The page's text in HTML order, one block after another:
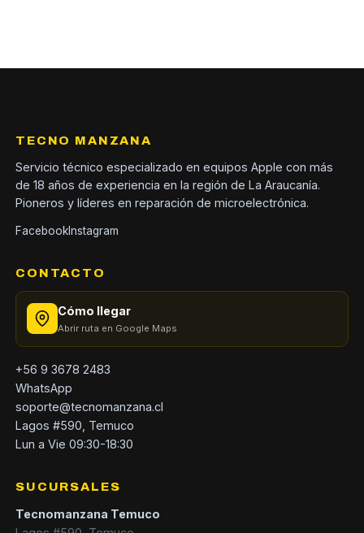
TECNO MANZANA
Servicio técnico especializado en equipos Apple con más
de 18 años de experiencia en la región de La Araucanía.
Pioneros y líderes en reparación de microelectrónica.
FacebookInstagram
CONTACTO
Cómo llegar
Abrir ruta en Google Maps
+56 9 3678 2483
WhatsApp
soporte@tecnomanzana.cl
Lagos #590, Temuco
Lun a Vie 09:30-18:30
SUCURSALES
Tecnomanzana Temuco